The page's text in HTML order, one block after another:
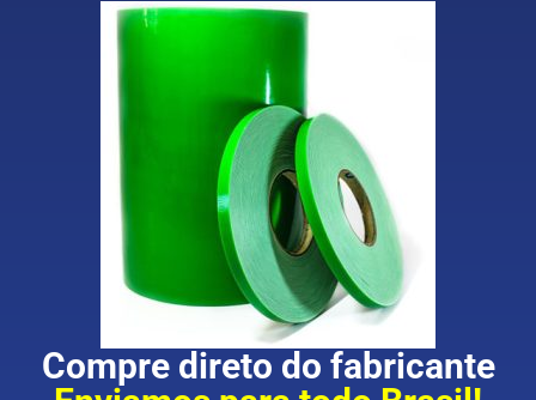
Compre direto do fabricante